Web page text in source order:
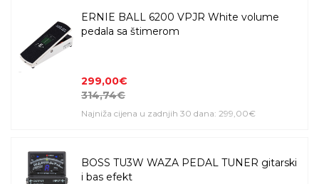
ERNIE BALL 6200 VPJR White volume
pedala sa štimerom
299,00€
314,74€
Najniža cijena u zadnjih 30 dana: 299,00€
BOSS TU3W WAZA PEDAL TUNER gitarski
i bas efekt